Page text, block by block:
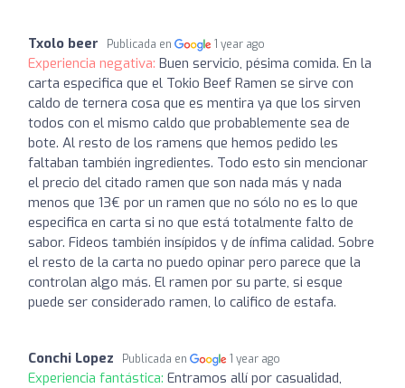
Txolo beer Publicada en 1 year ago
Experiencia negativa: Buen servicio, pésima comida. En la
carta especifica que el Tokio Beef Ramen se sirve con
caldo de ternera cosa que es mentira ya que los sirven
todos con el mismo caldo que probablemente sea de
bote. Al resto de los ramens que hemos pedido les
faltaban también ingredientes. Todo esto sin mencionar
el precio del citado ramen que son nada más y nada
menos que 13€ por un ramen que no sólo no es lo que
especifica en carta si no que está totalmente falto de
sabor. Fideos también insípidos y de ínfima calidad. Sobre
el resto de la carta no puedo opinar pero parece que la
controlan algo más. El ramen por su parte, si esque
puede ser considerado ramen, lo califico de estafa.
Conchi Lopez Publicada en 1 year ago
Experiencia fantástica: Entramos allí por casualidad,